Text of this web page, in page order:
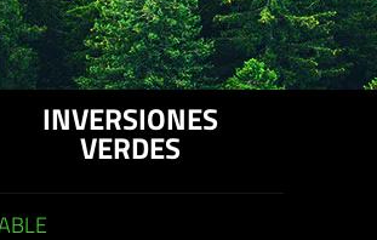
INVERSIONES
VERDES